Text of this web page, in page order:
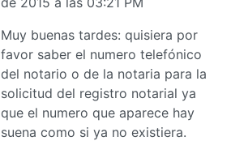
Muy buenas tardes: quisiera por
favor saber el numero telefónico
del notario o de la notaria para la
solicitud del registro notarial ya
que el numero que aparece hay
suena como si ya no existiera.